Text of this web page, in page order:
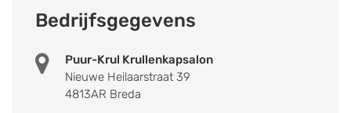
Bedrijfsgegevens
Puur-Krul Krullenkapsalon
Nieuwe Heilaarstraat 39
4813AR Breda